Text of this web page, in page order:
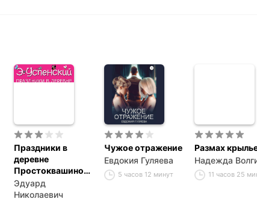
Праздники в
деревне
Простоквашино
(сборник)
Эдуард
Николаевич
Чужое отражение
Евдокия Гуляева
5 часов 12 минут
Размах
Надежда
11 часов 25